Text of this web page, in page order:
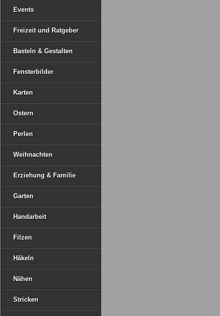
Events
Freizeit und Ratgeber
Basteln & Gestalten
Fensterbilder
Karten
Ostern
Perlen
Weihnachten
Erziehung & Familie
Garten
Handarbeit
Filzen
Häkeln
Nähen
Stricken